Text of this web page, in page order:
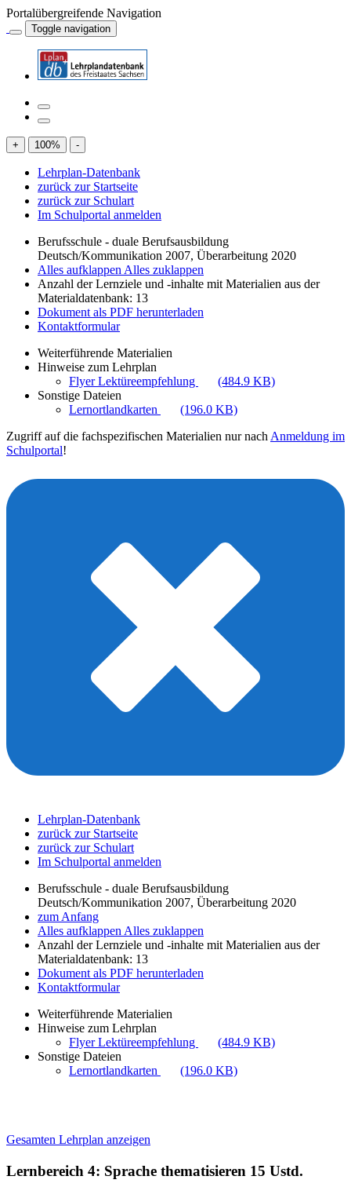
Portalübergreifende Navigation
Toggle navigation
+ 100% -
Lehrplan-Datenbank
zurück zur Startseite
zurück zur Schulart
Im Schulportal anmelden
Berufsschule - duale Berufsausbildung
Deutsch/Kommunikation 2007, Überarbeitung 2020
Alles aufklappen Alles zuklappen
Anzahl der Lernziele und -inhalte mit Materialien aus der
Materialdatenbank: 13
Dokument als PDF herunterladen
Kontaktformular
Weiterführende Materialien
Hinweise zum Lehrplan
Flyer Lektüreempfehlung
(484.9 KB)
Sonstige Dateien
Lernortlandkarten
(196.0 KB)
Zugriff auf die fachspezifischen Materialien nur nach Anmeldung im
Schulportal!
Lehrplan-Datenbank
zurück zur Startseite
zurück zur Schulart
Im Schulportal anmelden
Berufsschule - duale Berufsausbildung
Deutsch/Kommunikation 2007, Überarbeitung 2020
zum Anfang
Alles aufklappen Alles zuklappen
Anzahl der Lernziele und -inhalte mit Materialien aus der
Materialdatenbank: 13
Dokument als PDF herunterladen
Kontaktformular
Weiterführende Materialien
Hinweise zum Lehrplan
Flyer Lektüreempfehlung
(484.9 KB)
Sonstige Dateien
Lernortlandkarten
(196.0 KB)
Gesamten Lehrplan anzeigen
Lernbereich 4: Sprache thematisieren 15 Ustd.